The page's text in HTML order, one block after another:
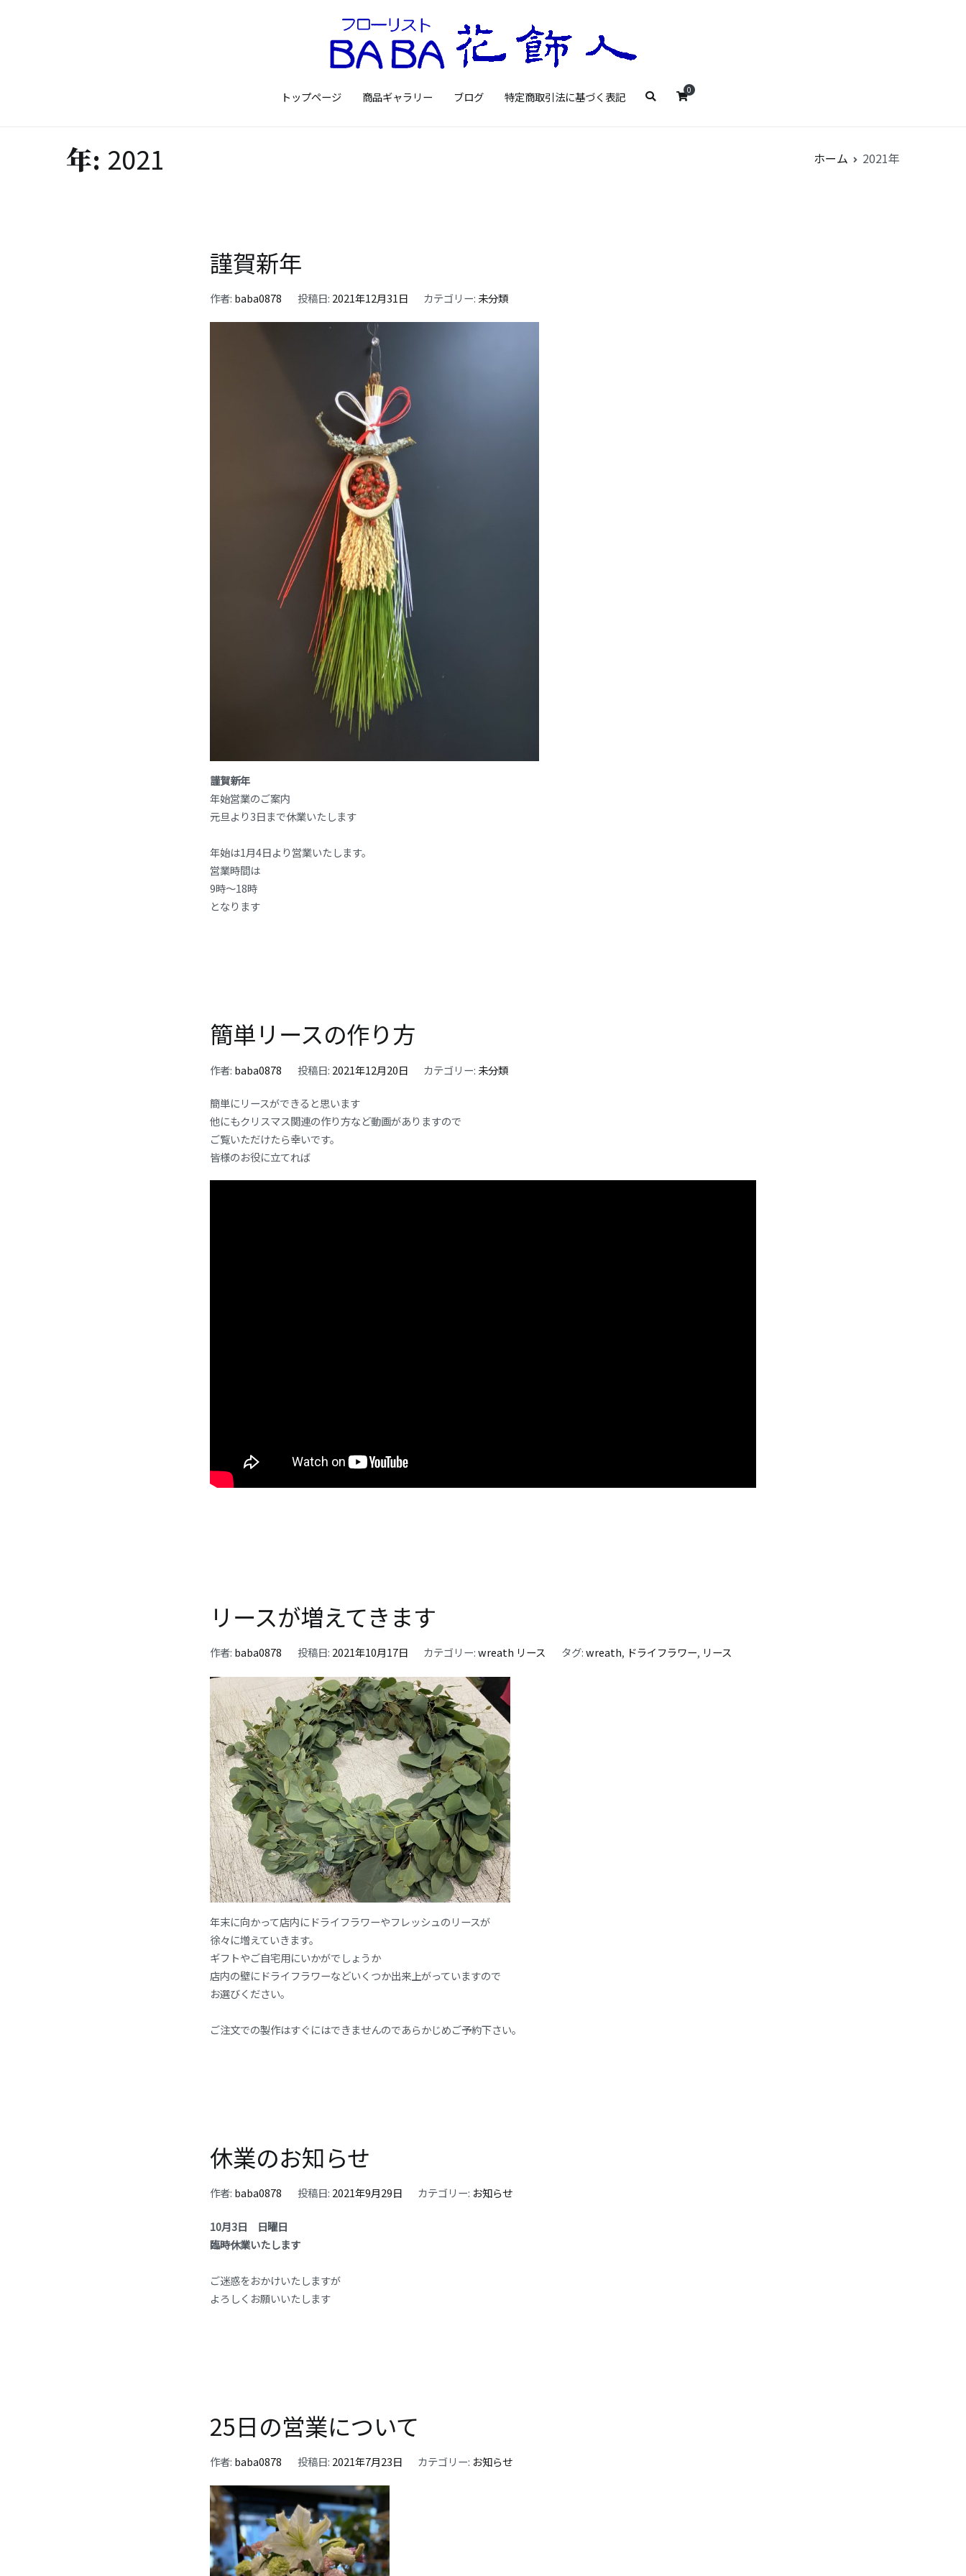
Floristbaba フローリストババ
お花を贈るなら御殿場の花店フローリストババ
トップページ 商品ギャラリー ブログ 特定商取引法に基づく表記 0
年: 2021 ホーム 2021年
謹賀新年
作者: baba0878 投稿日: 2021年12月31日 カテゴリー: 未分類
謹賀新年
年始営業のご案内
元旦より3日まで休業いたします
年始は1月4日より営業いたします。
営業時間は
9時～18時
となります
簡単リースの作り方
作者: baba0878 投稿日: 2021年12月20日 カテゴリー: 未分類
簡単にリースができると思います
他にもクリスマス関連の作り方など動画がありますので
ご覧いただけたら幸いです。
皆様のお役に立てれば
リースが増えてきます
作者: baba0878 投稿日: 2021年10月17日 カテゴリー:wreath リース タグ:wreath, ドライフラワー, リース
年末に向かって店内にドライフラワーやフレッシュのリースが
徐々に増えていきます。
ギフトやご自宅用にいかがでしょうか
店内の壁にドライフラワーなどいくつか出来上がっていますので
お選びください。
ご注文での製作はすぐにはできませんのであらかじめご予約下さい。
休業のお知らせ
作者: baba0878 投稿日: 2021年9月29日 カテゴリー: お知らせ
10月3日 日曜日
臨時休業いたします
ご迷惑をおかけいたしますが
よろしくお願いいたします
25日の営業について
作者: baba0878 投稿日: 2021年7月23日 カテゴリー: お知らせ